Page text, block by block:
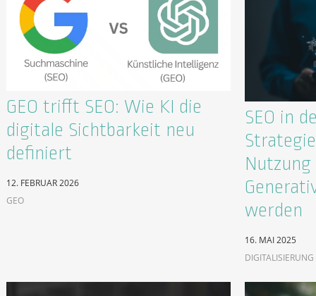
GEO trifft SEO: Wie KI die
digitale Sichtbarkeit neu
definiert
12. FEBRUAR 2026
GEO
SEO in
Nutzung
werden
16. MAI 2025
DIGITALISIERUNG